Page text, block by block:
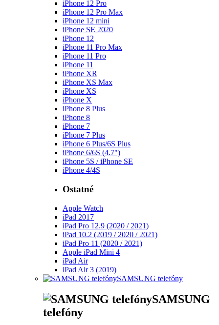
iPhone 12 Pro
iPhone 12 Pro Max
iPhone 12 mini
iPhone SE 2020
iPhone 12
iPhone 11 Pro Max
iPhone 11 Pro
iPhone 11
iPhone XR
iPhone XS Max
iPhone XS
iPhone X
iPhone 8 Plus
iPhone 8
iPhone 7
iPhone 7 Plus
iPhone 6 Plus/6S Plus
iPhone 6/6S (4.7")
iPhone 5S / iPhone SE
iPhone 4/4S
Ostatné
Apple Watch
iPad 2017
iPad Pro 12.9 (2020 / 2021)
iPad 10.2 (2019 / 2020 / 2021)
iPad Pro 11 (2020 / 2021)
Apple iPad Mini 4
iPad Air
iPad Air 3 (2019)
SAMSUNG telefóny
SAMSUNG
telefóny